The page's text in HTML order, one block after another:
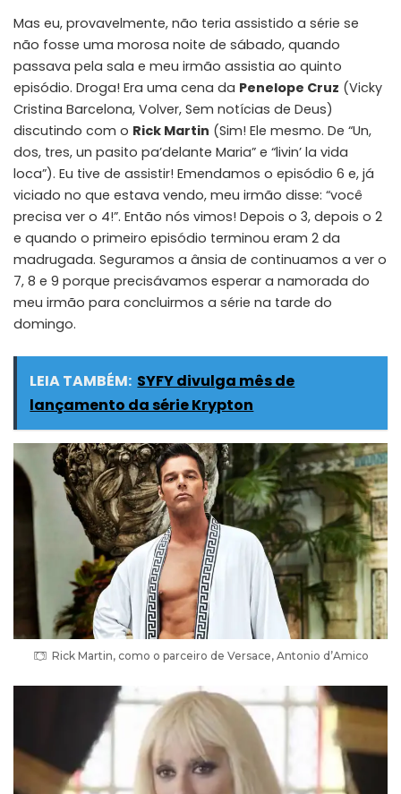
Mas eu, provavelmente, não teria assistido a série se
não fosse uma morosa noite de sábado, quando
passava pela sala e meu irmão assistia ao quinto
episódio. Droga! Era uma cena da Penelope Cruz (Vicky
Cristina Barcelona, Volver, Sem notícias de Deus)
discutindo com o Rick Martin (Sim! Ele mesmo. De “Un,
dos, tres, un pasito pa’delante Maria” e “livin’ la vida
loca”). Eu tive de assistir! Emendamos o episódio 6 e, já
viciado no que estava vendo, meu irmão disse: “você
precisa ver o 4!”. Então nós vimos! Depois o 3, depois o 2
e quando o primeiro episódio terminou eram 2 da
madrugada. Seguramos a ânsia de continuamos a ver o
7, 8 e 9 porque precisávamos esperar a namorada do
meu irmão para concluirmos a série na tarde do
domingo.
LEIA TAMBÉM: SYFY divulga mês de
lançamento da série Krypton
Rick Martin, como o parceiro de Versace, Antonio d’Amico